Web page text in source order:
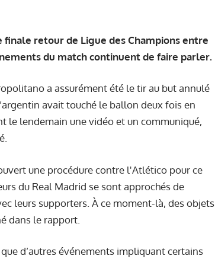
finale retour de Ligue des Champions entre
du match continuent de faire parler.
a assurément été le tir au but annulé
avait touché le ballon deux fois en
le lendemain une vidéo et un communiqué,
une procédure contre l'Atlético pour ce
du Real Madrid se sont approchés de
leurs supporters. À ce moment-là, des objets
dans le rapport.
d’autres événements impliquant certains